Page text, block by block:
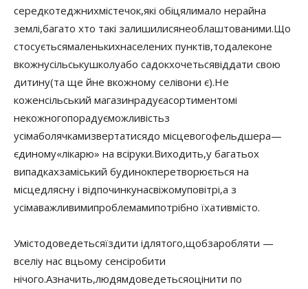
середкотеджнихмістечок,які обіцялимало нерайна
землі,багато хто такі залишилисянеоблаштованими.Що
стосуєтьсямаленькихнаселених пунктів,тодалеконе
вкожнусільськушколуабо садокхочетьсявіддати свою
дитину(та ще йне вкожному селівони є).Не
коженсільський магазинрадуєасортиментомі
некожногопорадуєможливістьз
усімаболячкамизвертатисядо місцевогофельдшера—
єдиному«лікарю» на всіруки.Виходить,у багатьох
випадкахзаміський будинокперетворюється на
місцедлясну і відпочинкунасвіжомуповітрі,а з
усімаважливимипроблемамипотрібно їхативмісто.
Умістодоведетьсяїздити ідлятого,щобзаробляти —
вселіу нас вцьому сенсіробити
нічого.Азначить,людямдоведетьсяоцінити по